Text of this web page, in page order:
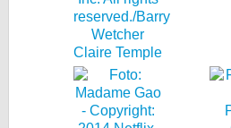
Claire Temple